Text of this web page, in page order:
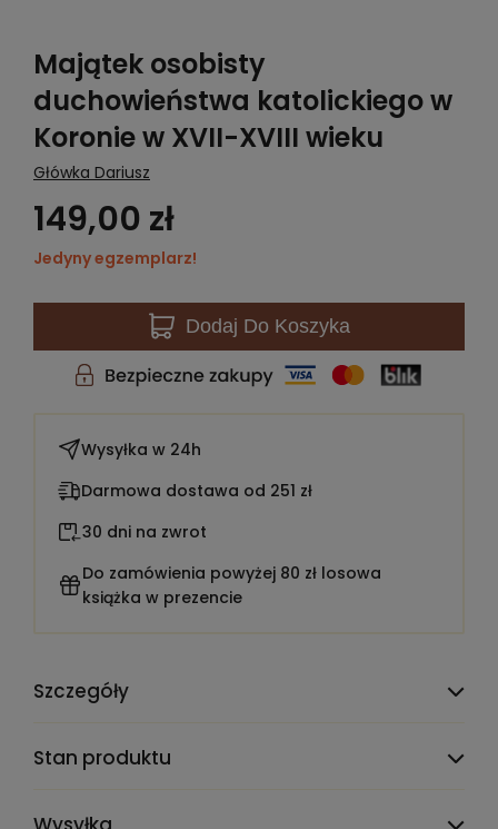
Majątek osobisty
duchowieństwa katolickiego w
Koronie w XVII-XVIII wieku
Główka Dariusz
149,00 zł
Jedyny egzemplarz!
Dodaj Do Koszyka
Wysyłka w 24h
Darmowa dostawa od 251 zł
30 dni na zwrot
Do zamówienia powyżej 80 zł losowa
książka w prezencie
Szczegóły
Stan produktu